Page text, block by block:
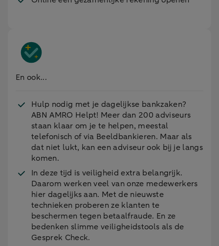
En ook...
Hulp nodig met je dagelijkse bankzaken?
ABN AMRO Helpt! Meer dan 200 adviseurs
staan klaar om je te helpen, meestal
telefonisch of via Beeldbankieren. Maar als
dat niet lukt, kan een adviseur ook bij je langs
komen.
In deze tijd is veiligheid extra belangrijk.
Daarom werken veel van onze medewerkers
hier dagelijks aan. Met de nieuwste
technieken proberen ze klanten te
beschermen tegen betaalfraude. En ze
bedenken slimme veiligheidstools als de
Gesprek Check.